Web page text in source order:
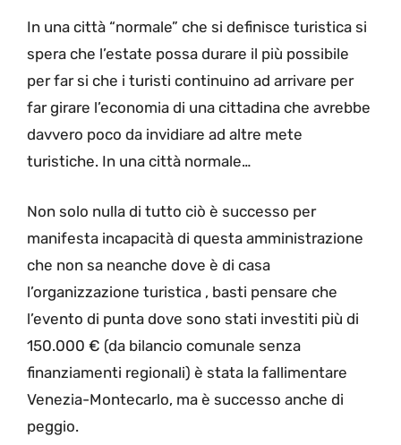
In una città “normale” che si definisce turistica si
spera che l’estate possa durare il più possibile
per far si che i turisti continuino ad arrivare per
far girare l’economia di una cittadina che avrebbe
davvero poco da invidiare ad altre mete
turistiche. In una città normale…
Non solo nulla di tutto ciò è successo per
manifesta incapacità di questa amministrazione
che non sa neanche dove è di casa
l’organizzazione turistica , basti pensare che
l’evento di punta dove sono stati investiti più di
150.000 € (da bilancio comunale senza
finanziamenti regionali) è stata la fallimentare
Venezia-Montecarlo, ma è successo anche di
peggio.